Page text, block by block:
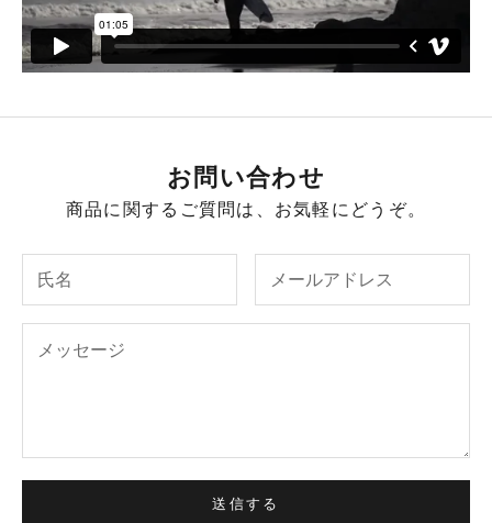
お問い合わせ
商品に関するご質問は、お気軽にどうぞ。
送信する